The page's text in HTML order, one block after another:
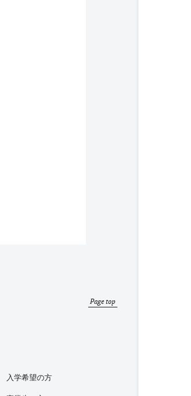
Page top
入学希望の方